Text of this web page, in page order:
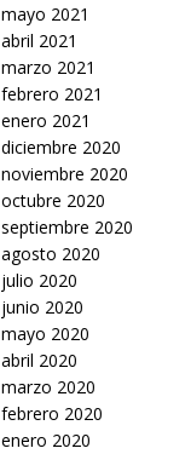
mayo 2021
abril 2021
marzo 2021
febrero 2021
enero 2021
diciembre 2020
noviembre 2020
octubre 2020
septiembre 2020
agosto 2020
julio 2020
junio 2020
mayo 2020
abril 2020
marzo 2020
febrero 2020
enero 2020